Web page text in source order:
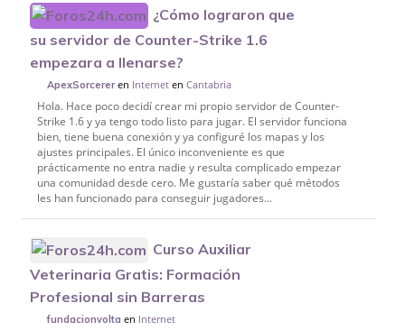
¿Cómo lograron que
su servidor de Counter-Strike 1.6
empezara a llenarse?
ApexSorcereren Internet enCantabria
Hola. Hace poco decidí crear mi propio servidor de Counter-
Strike 1.6 y ya tengo todo listo para jugar. El servidor funciona
bien, tiene buena conexión y ya configuré los mapas y los
ajustes principales. El único inconveniente es que
prácticamente no entra nadie y resulta complicado empezar
una comunidad desde cero. Me gustaría saber qué métodos
les han funcionado para conseguir jugadores...
Curso Auxiliar
Veterinaria Gratis: Formación
Profesional sin Barreras
fundacionvolta en Internet